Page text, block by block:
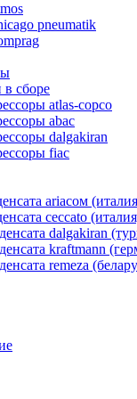
pneumatik
сборе
atlas-copco
abac
dalgakiran
fiac
ariacом
ceccato
dalgakiran
kraftmann
remeza